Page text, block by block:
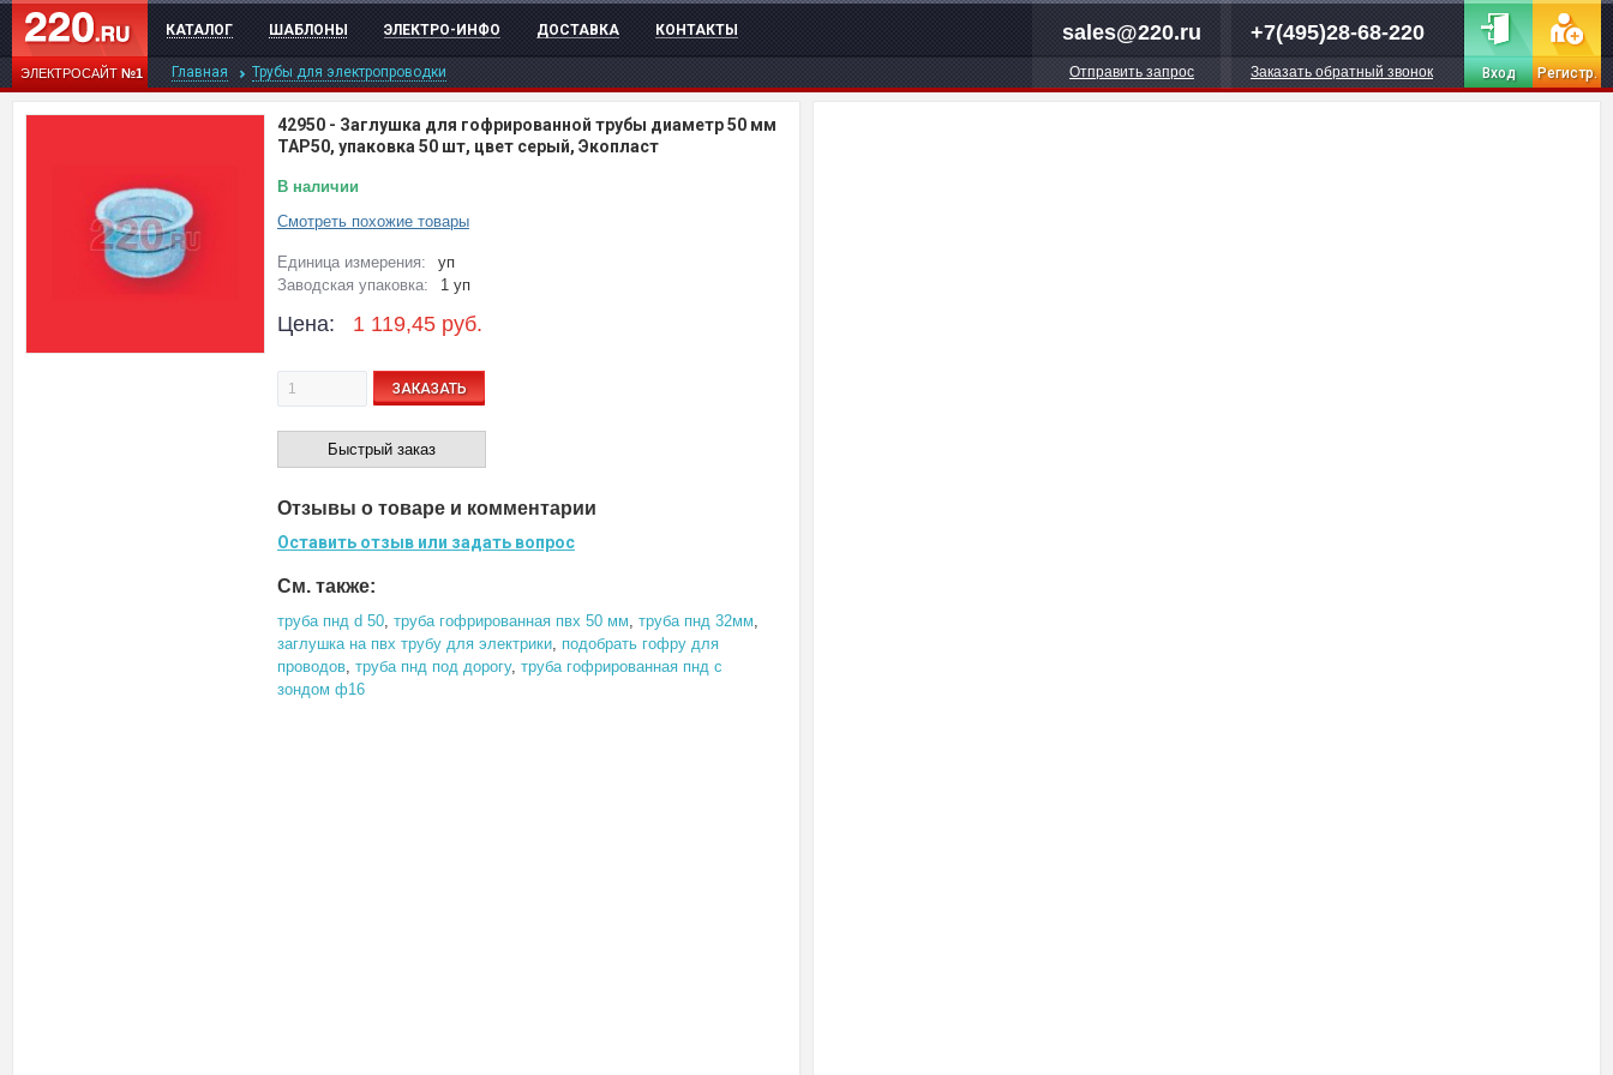
ЭЛЕКТРОСАЙТ№1
КАТАЛОГ ШАБЛОНЫ ЭЛЕКТРО-ИНФО ДОСТАВКА КОНТАКТЫ sales@220.ru
Отправить запрос
+7(495)28-68-220
Заказать обратный звонок Вход Регистр.
Главная Трубы для электропроводки
42950 - Заглушка для гофрированной трубы диаметр 50 мм
TAP50, упаковка 50 шт, цвет серый, Экопласт
В наличии
Смотреть похожие товары
Единица измерения:
уп
Заводская упаковка:
1 уп
Цена: 1 119,45 руб.
ЗАКАЗАТЬ
Быстрый заказ
Отзывы о товаре и комментарии
Оставить отзыв или задать вопрос
См. также:
труба пнд d 50, труба гофрированная пвх 50 мм, труба пнд 32мм,
заглушка на пвх трубу для электрики, подобрать гофру для
проводов, труба пнд под дорогу, труба гофрированная пнд с
зондом ф16